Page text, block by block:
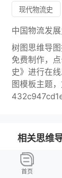
现代物流史
中国物流发
树图思维导
免费制作，
史》进行在
图模板主题，
相关思维
首页